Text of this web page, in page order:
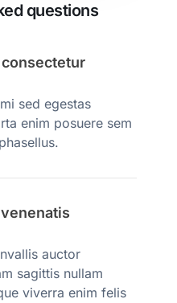
questions
sed egestas
enim posuere sem
auctor
sagittis nullam
viverra enim felis